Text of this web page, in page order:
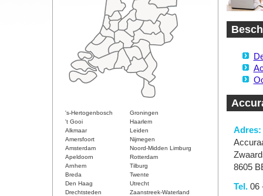
's-Hertogenbosch
Groningen
't Gooi
Haarlem
Alkmaar
Leiden
Amersfoort
Nijmegen
Amsterdam
Noord-Midden Limburg
Apeldoorn
Rotterdam
Arnhem
Tilburg
Breda
Twente
Den Haag
Utrecht
Drechtsteden
Zaanstreek-Waterland
Adres:
8605
Tel.06